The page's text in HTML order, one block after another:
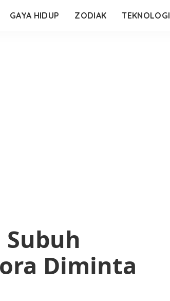
GAYA HIDUP ZODIAK TEKNOLOGI
Diminta